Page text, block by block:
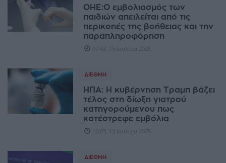
OHE:Ο εμβολιασμός των
παιδιών απειλείται από τις
περικοπές της βοήθειας και την
παραπληροφόρηση
07:43, 15 Ιουλίου 2025
ΔΙΕΘΝΉ
ΗΠΑ: Η κυβέρνηση Τραμπ βάζει
τέλος στη δίωξη γιατρού
κατηγορούμενου πως
κατέστρεφε εμβόλια
10:03, 13 Ιουλίου 2025
ΔΙΕΘΝΉ